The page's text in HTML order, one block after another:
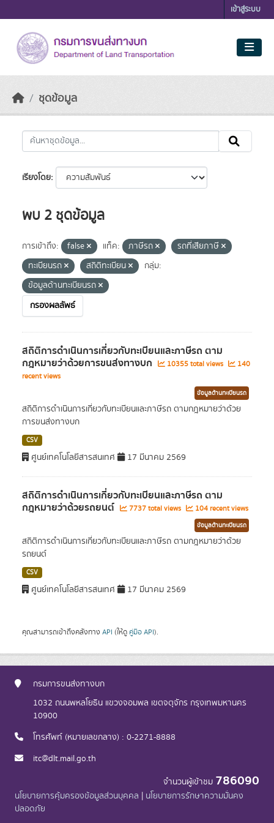
เข้าสู่ระบบ
ชุดข้อมูล
เรียงโดย
พบ 2 ชุดข้อมูล
การเข้าถึง: false แท็ค: ภาษีรถ
รถที่เสียภาษี
ทะเบียนรถ
สถิติทะเบียน
กลุ่ม:
ข้อมูลด้านทะเบียนรถ
กรองผลลัพธ์
สถิติการดำเนินการเกี่ยวกับทะเบียนและภาษีรถ ตาม
กฎหมายว่าด้วยการขนส่งทางบก 10355 total views
140
recent views
ข้อมูลด้านทะเบียนรถ
สถิติการดำเนินการเกี่ยวกับทะเบียนและภาษีรถ ตามกฎหมายว่าด้วย
การขนส่งทางบก
CSV
ศูนย์เทคโนโลยีสารสนเทศ 17 มีนาคม 2569
สถิติการดำเนินการเกี่ยวกับทะเบียนและภาษีรถ ตาม
กฎหมายว่าด้วยรถยนต์ 7737 total views 104 recent views
ข้อมูลด้านทะเบียนรถ
สถิติการดำเนินการเกี่ยวกับทะเบียนและภาษีรถ ตามกฎหมายว่าด้วย
รถยนต์
CSV
ศูนย์เทคโนโลยีสารสนเทศ 17 มีนาคม 2569
คุณสามารถเข้าถึงคลังทาง API (ให้ดู คู่มือ API).
กรมการขนส่งทางบก
1032 ถนนพหลโยธิน แขวงจอมพล เขตจตุจักร กรุงเทพมหานคร
10900
โทรศัพท์ (หมายเลขกลาง) : 0-2271-8888
itc@dlt.mail.go.th
จำนวนผู้เข้าชม 786090
นโยบายการคุ้มครองข้อมูลส่วนบุคคล | นโยบายการรักษาความมั่นคง
ปลอดภัย